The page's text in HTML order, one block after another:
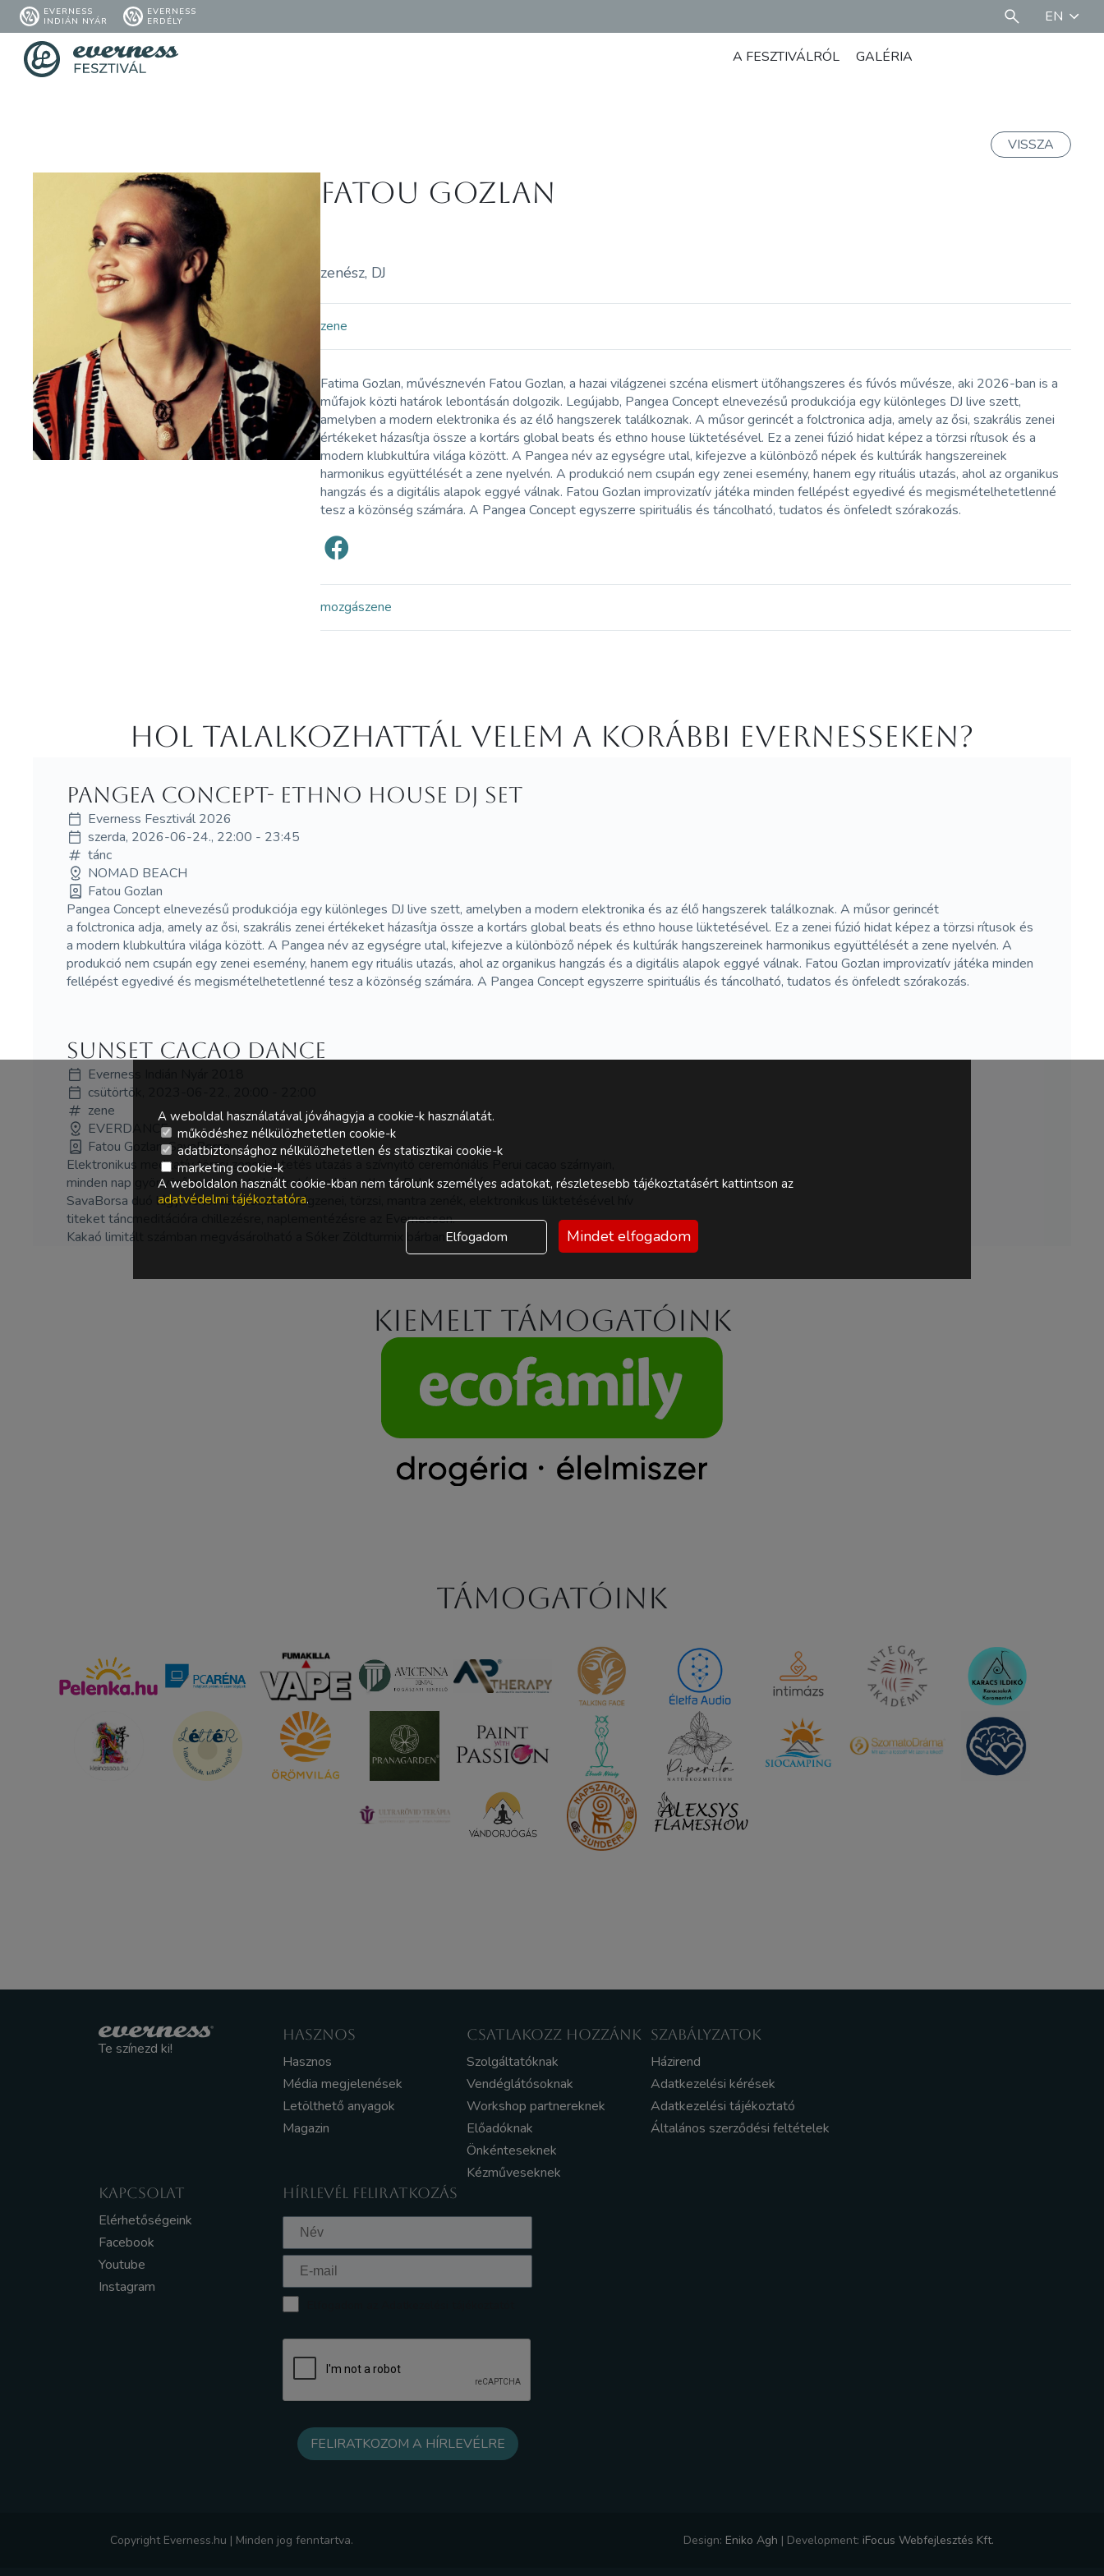
EVERNESS
INDIÁN NYÁR
EVERNESS
ERDÉLY
EN
A FESZTIVÁLRÓL GALÉRIA
VISSZA
Fatou Gozlan
zenész, DJ
zene
Fatima Gozlan, művésznevén Fatou Gozlan, a hazai világzenei szcéna elismert ütőhangszeres és fúvós művésze, aki 2026-ban is a
műfajok közti határok lebontásán dolgozik. Legújabb, Pangea Concept elnevezésű produkciója egy különleges DJ live szett,
amelyben a modern elektronika és az élő hangszerek találkoznak. A műsor gerincét a folctronica adja, amely az ősi, szakrális zenei
értékeket házasítja össze a kortárs global beats és ethno house lüktetésével. Ez a zenei fúzió hidat képez a törzsi rítusok és a
modern klubkultúra világa között. A Pangea név az egységre utal, kifejezve a különböző népek és kultúrák hangszereinek
harmonikus együttélését a zene nyelvén. A produkció nem csupán egy zenei esemény, hanem egy rituális utazás, ahol az organikus
hangzás és a digitális alapok eggyé válnak. Fatou Gozlan improvizatív játéka minden fellépést egyedivé és megismételhetetlenné
tesz a közönség számára. A Pangea Concept egyszerre spirituális és táncolható, tudatos és önfeledt szórakozás.
mozgászene
Hol Talalkozhattál velem a korábbi Evernesseken?
Pangea Concept- Ethno house Dj set
Everness Fesztivál 2026
szerda, 2026-06-24., 22:00 - 23:45
tánc
NOMAD BEACH
Fatou Gozlan
Pangea Concept elnevezésű produkciója egy különleges DJ live szett, amelyben a modern elektronika és az élő hangszerek találkoznak. A műsor gerincét
a folctronica adja, amely az ősi, szakrális zenei értékeket házasítja össze a kortárs global beats és ethno house lüktetésével. Ez a zenei fúzió hidat képez a törzsi rítusok és
a modern klubkultúra világa között. A Pangea név az egységre utal, kifejezve a különböző népek és kultúrák hangszereinek harmonikus együttélését a zene nyelvén. A
produkció nem csupán egy zenei esemény, hanem egy rituális utazás, ahol az organikus hangzás és a digitális alapok eggyé válnak. Fatou Gozlan improvizatív játéka minden
fellépést egyedivé és megismételhetetlenné tesz a közönség számára. A Pangea Concept egyszerre spirituális és táncolható, tudatos és önfeledt szórakozás.
Sunset Cacao Dance
Everness Indián Nyár 2018
csütörtök, 2023-06-22., 20:00 - 22:00
zene
EVERDANCE
Fatou Gozlan, SavaBorsa
Elektronikus meditatív törzsi zenei lüktetés utazás a szívnyitó ceremóniális Perui cacao szárnyain,
minden nap gyönyörű naplemente kíséretében közvetlen a Balaton partján.
SavaBorsa duó lágy, néhol tempósabb világzenei, törzsi, mantra zenék, elektronikus lüktetésével hív
titeket táncmeditációra chillezésre, naplementézésre az Evernessen.
Kakaó limitált számban megvásárolható a Sóker Zöldturmix bárban.
Kiemelt támogatóink
Támogatóink
Te színezd ki!
HASZNOS
Hasznos
Média megjelenések
Letölthető anyagok
Magazin
CSATLAKOZZ HOZZÁNK
Szolgáltatóknak
Vendéglátósoknak
Workshop partnereknek
Előadóknak
Önkénteseknek
Kézműveseknek
SZABÁLYZATOK
Házirend
Adatkezelési kérések
Adatkezelési tájékoztató
Általános szerződési feltételek
KAPCSOLAT
Elérhetőségeink
Facebook
Youtube
Instagram
HÍRLEVÉL FELIRATKOZÁS
Copyright Everness.hu | Minden jog fenntartva. Design: Eniko Agh | Development: iFocus Webfejlesztés Kft.
A weboldal használatával jóváhagyja a cookie-k használatát.
működéshez nélkülözhetetlen cookie-k
adatbiztonsághoz nélkülözhetetlen és statisztikai cookie-k
marketing cookie-k
A weboldalon használt cookie-kban nem tárolunk személyes adatokat, részletesebb tájékoztatásért kattintson az
adatvédelmi tájékoztatóra.
Elfogadom Mindet elfogadom